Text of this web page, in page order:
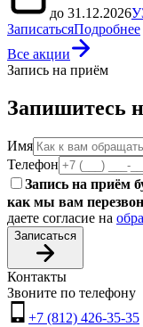
до 31.12.2026
ЗаписатьсяПодробнее
Все акции
Запись на приём
Запишитесь
Имя
Телефон
Запись на приём
как мы вам
даете согласие на
Записаться
Контакты
Звоните по телефону
+7 (812) 426-35-35